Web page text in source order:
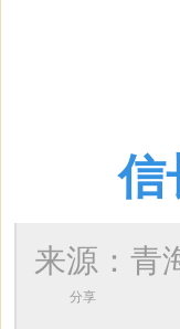
信
来源：
分享